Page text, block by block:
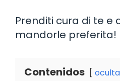
Prenditi cura di te e
mandorle preferita!
Contenidos